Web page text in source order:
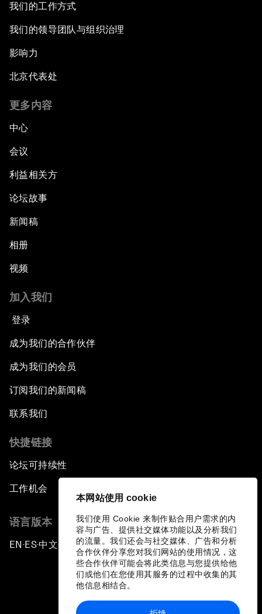
本网站使用 cookie
我们使用 Cookie 来制作贴合用户需求的内
容与广告、提供社交媒体功能以及分析我们
的流量。我们还会与社交媒体、广告和分析
合作伙伴分享您对我们网站的使用情况，这
些合作伙伴可能会将此类信息与您提供给他
们或他们在您使用其服务的过程中收集的其
他信息相结合。
我们的工作方式
我们的领导团队与组织治理
影响力
北京代表处
更多内容
中心
会议
利益相关方
论坛故事
新闻稿
相册
视频
加入我们
登录
成为我们的合作伙伴
成为我们的会员
订阅我们的新闻稿
联系我们
快捷链接
论坛可持续性
工作机会
语言版本
EN ▪ ES▪中文▪ 日本語